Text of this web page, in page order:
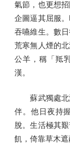
氣節，也更想
企圖逼其屈服
吞嚥維生。數
荒寒無人煙的
公羊，稱「羝
漢。
蘇武獨處北
伴。他日夜持
脫。生活極其
飢，倚靠草木遮